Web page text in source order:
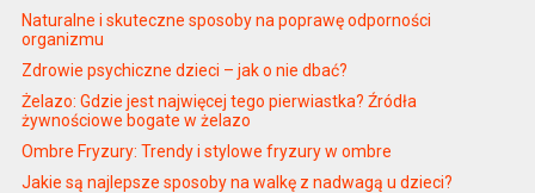
Naturalne i skuteczne sposoby na poprawę odporności
organizmu
Zdrowie psychiczne dzieci – jak o nie dbać?
Żelazo: Gdzie jest najwięcej tego pierwiastka? Źródła
żywnościowe bogate w żelazo
Ombre Fryzury: Trendy i stylowe fryzury w ombre
Jakie są najlepsze sposoby na walkę z nadwagą u dzieci?